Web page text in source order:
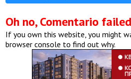
Oh no, Comentario
If you own this website, you might
browser console to find out why.